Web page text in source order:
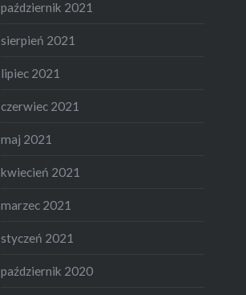
październik 2021
sierpień 2021
lipiec 2021
czerwiec 2021
maj 2021
kwiecień 2021
marzec 2021
styczeń 2021
październik 2020